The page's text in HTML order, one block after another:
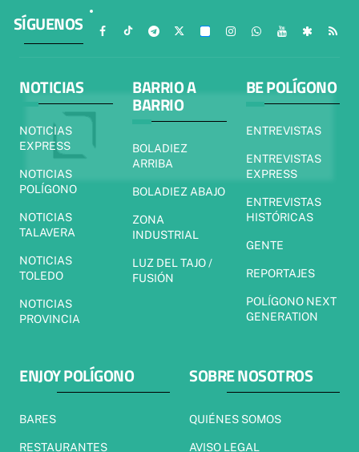
SÍGUENOS
NOTICIAS
NOTICIAS
EXPRESS
NOTICIAS
POLÍGONO
NOTICIAS
TALAVERA
NOTICIAS
TOLEDO
NOTICIAS
PROVINCIA
BARRIO A
BARRIO
BOLADIEZ
ARRIBA
BOLADIEZ ABAJO
ZONA
INDUSTRIAL
LUZ DEL TAJO /
FUSIÓN
BE POLÍGONO
ENTREVISTAS
ENTREVISTAS
EXPRESS
ENTREVISTAS
HISTÓRICAS
GENTE
REPORTAJES
POLÍGONO NEXT
GENERATION
ENJOY POLÍGONO
BARES
RESTAURANTES
SOBRE NOSOTROS
QUIÉNES SOMOS
AVISO LEGAL